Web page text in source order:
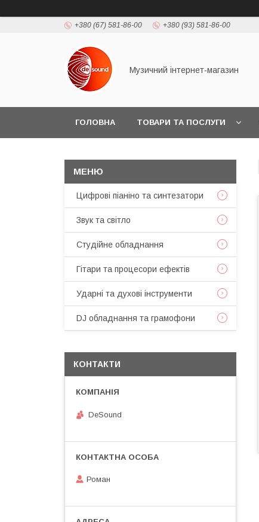
+380 (67) 581-86-00 +380 (93) 581-86-00
Музичний інтернет-магазин
ГОЛОВНА ТОВАРИ ТА ПОСЛУГИ
Цифрові піаніно та синтезатори
Звук та світло
Студійне обладнання
Гітари та процесори ефектів
Ударні та духові інструменти
DJ обладнання та грамофони
КОНТАКТИ
DeSound
Роман